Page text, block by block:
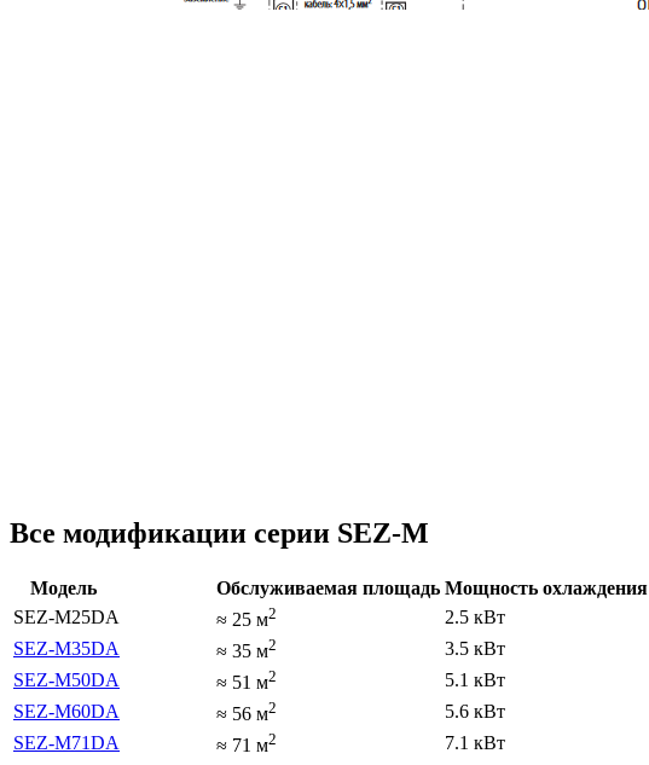
Все модификации серии SEZ-M
Модель Обслуживаемая площадь Мощность охлаждения
SEZ-M25DA
≈ 25 м2 2.5 кВт
SEZ-M35DA
≈ 35 м2 3.5 кВт
SEZ-M50DA
≈ 51 м2 5.1 кВт
SEZ-M60DA
≈ 56 м2 5.6 кВт
SEZ-M71DA
≈ 71 м2 7.1 кВт